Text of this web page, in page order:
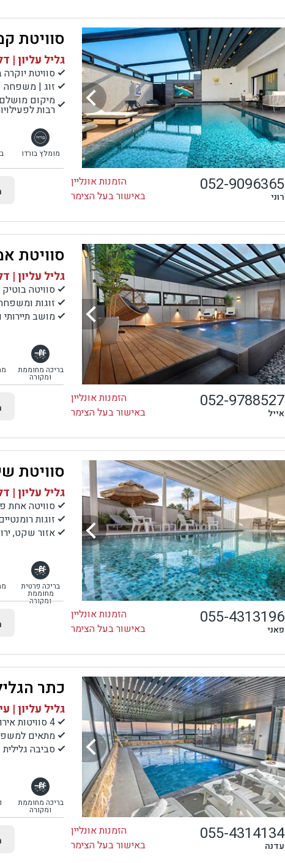
מלא". כאשר מדובר בצימר עם שני חדרי שינה מאובזרים, הסידור
גם לשני זוגות חברים, המגיעים לצימר יחד ומעוניינים לחסוך
יחידת שינה נפרדת.סוויטת
גליל עליון |
סוויטת
זוג | משפחה
מיקום
רבות
מומלץ בורדו
הזמנות אונליין
באישור בעל הצימר
052-9096365
רוני
סוויטת
גליל עליון |
סוויטה
זוגות
מושב
בריכה מחוממת
ומקורה
הזמנות אונליין
באישור בעל הצימר
052-9788527
אייל
סוויטת
גליל עליון |
סוויטה אחת
זוגות
אזור שקט,
בריכה פרטית
מחוממת
ומקורה
הזמנות אונליין
באישור בעל הצימר
055-4313196
פאני
כתר
גליל עליון |
4 סוויטות אירוח נפרדות
מתאים
סביבה
בריכה מחוממת
ומקורה
הזמנות אונליין
באישור בעל הצימר
055-4314134
עדנה